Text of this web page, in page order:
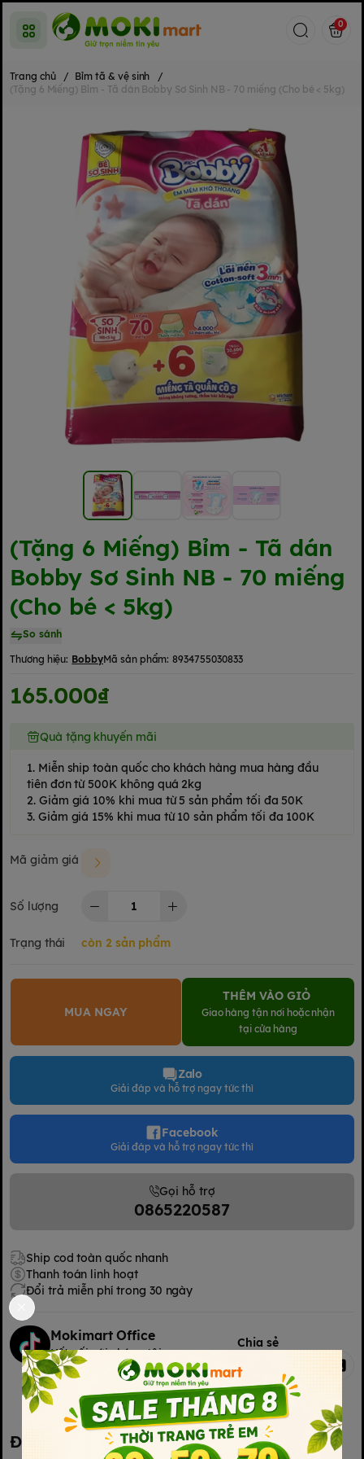
0
Trang chủ / Bỉm tã & vệ sinh
/
(Tặng 6 Miếng) Bỉm - Tã dán Bobby Sơ Sinh NB - 70 miếng (Cho bé < 5kg)
(Tặng 6 Miếng) Bỉm - Tã dán
Bobby Sơ Sinh NB - 70 miếng
(Cho bé < 5kg)
So sánh
Thương hiệu: BobbyMã sản phẩm: 8934755030833
165.000₫
Quà tặng khuyến mãi
1. Miễn ship toàn quốc cho khách hàng mua hàng đầu
tiên đơn từ 500K không quá 2kg
2. Giảm giá 10% khi mua từ 5 sản phẩm tối đa 50K
3. Giảm giá 15% khi mua từ 10 sản phẩm tối đa 100K
Mã giảm giá
Số lượng
Trạng thái còn 2 sản phẩm
MUA NGAY
THÊM VÀO GIỎ
Giao hàng tận nơi hoặc nhận
tại cửa hàng
Zalo
Giải đáp và hỗ trợ ngay tức thì
Facebook
Giải đáp và hỗ trợ ngay tức thì
Gọi hỗ trợ
0865220587
Ship cod toàn quốc nhanh
Thanh toán linh hoạt
Đổi trả miễn phí trong 30 ngày
Mokimart Office
Kết nối với chúng tôi
Kết nối với chúng tôi
Chia sẻ
Đặc điểm nổi bật